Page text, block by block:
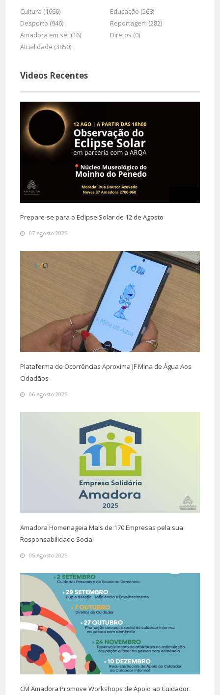
Cultura (1666)
Educação (568)
Desporto (946)
Reportagem (282)
Amadora em set (16)
Diretos (0)
Atualidade (3850)
Videos Recentes
Prepare-se para o Eclipse Solar de 12 de Agosto
07 Agosto 2026
Plataforma de Ocorrências Aproxima JF Mina de Água Aos
Cidadãos
06 Agosto 2026
Amadora Homenageia Mais de 170 Empresas pela sua
Responsabilidade Social
05 Agosto 2026
CM Amadora Promove Workshops de Apoio ao Cuidador